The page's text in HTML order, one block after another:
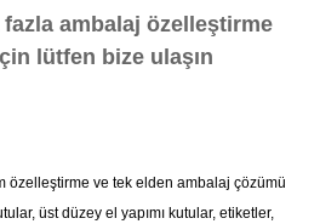
ambalaj özelleştirme
lütfen bize ulaşın
özelleştirme ve tek elden ambalaj çözümü
üst düzey el yapımı kutular, etiketler,